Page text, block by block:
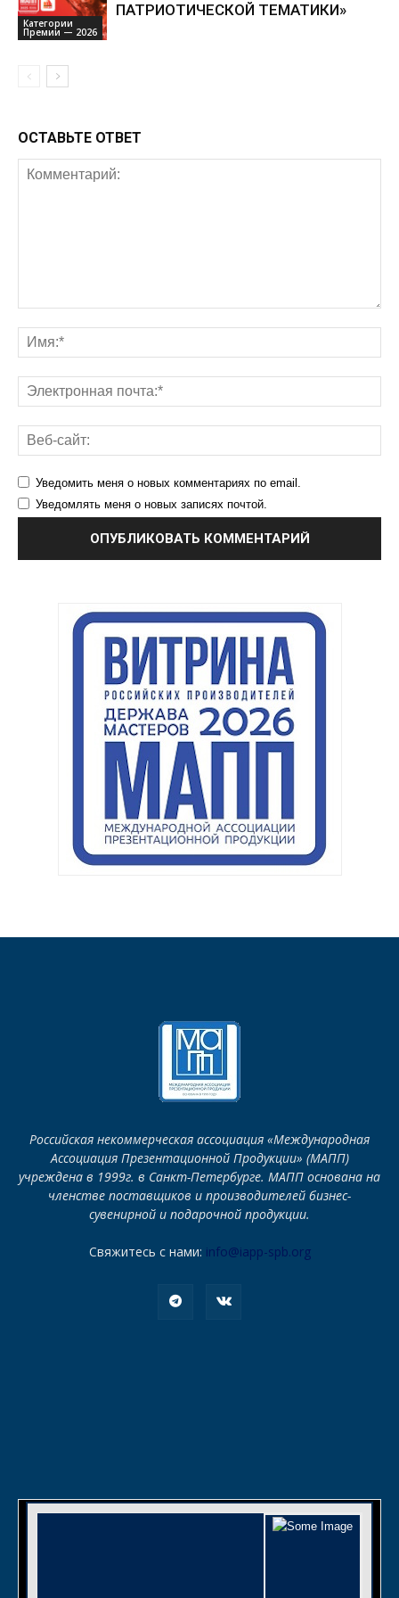
Категории
Премии — 2026
ПАТРИОТИЧЕСКОЙ ТЕМАТИКИ»
ОСТАВЬТЕ ОТВЕТ
Уведомить меня о новых комментариях по email.
Уведомлять меня о новых записях почтой.
Российская некоммерческая ассоциация «Международная
Ассоциация Презентационной Продукции» (МАПП)
учреждена в 1999г. в Санкт-Петербурге. МАПП основана на
членстве поставщиков и производителей бизнес-
сувенирной и подарочной продукции.
Свяжитесь с нами: info@iapp-spb.org